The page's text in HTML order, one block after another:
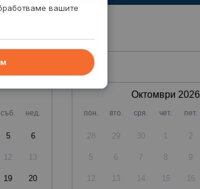
съб. нед.
5 6
12 13
19 20
Октомври 2026
пон. вто. сря. чет. пет.
28 29 30 1 2
5 6 7 8 9
12 13 14 15 16
вашите